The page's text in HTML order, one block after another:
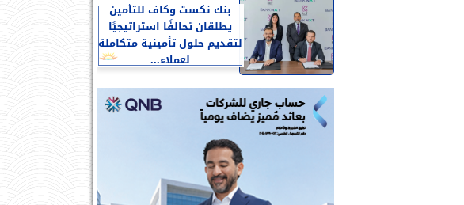
بنك نكست وكاف للتأمين
يطلقان تحالفًا استراتيجيًا
لتقديم حلول تأمينية متكاملة
لعملاء...